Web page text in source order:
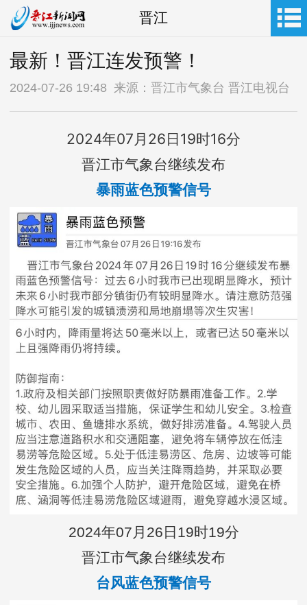
晋江
最新！晋江连发预警！
2024-07-26 19:48 来源：晋江市气象台 晋江电视台
2024年07月26日19时16分
晋江市气象台继续发布
暴雨蓝色预警信号
2024年07月26日19时19分
晋江市气象台继续发布
台风蓝色预警信号